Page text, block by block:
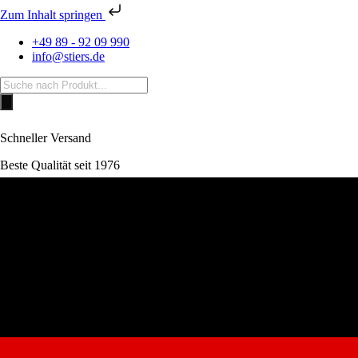
Zum Inhalt springen
+49 89 - 92 09 990
info@stiers.de
Products
search
Schneller Versand
Beste Qualität seit 1976